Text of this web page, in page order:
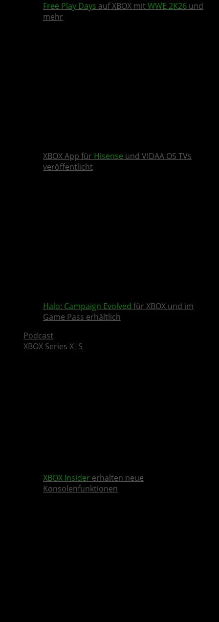
Free Play Days auf XBOX mit WWE 2K26 und
mehr
XBOX App für Hisense und VIDAA OS TVs
veröffentlicht
Halo: Campaign Evolved für XBOX und im
Game Pass erhältlich
Podcast
XBOX Series X|S
XBOX Insider erhalten neue
Konsolenfunktionen